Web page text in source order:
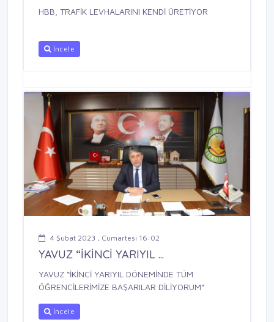
HBB, TRAFİK LEVHALARINI KENDİ ÜRETİYOR
İncele
4 Şubat 2023 , Cumartesi 16:02
YAVUZ “İKİNCİ YARIYIL ...
YAVUZ “İKİNCİ YARIYIL DÖNEMİNDE TÜM
ÖĞRENCİLERİMİZE BAŞARILAR DİLİYORUM”
İncele